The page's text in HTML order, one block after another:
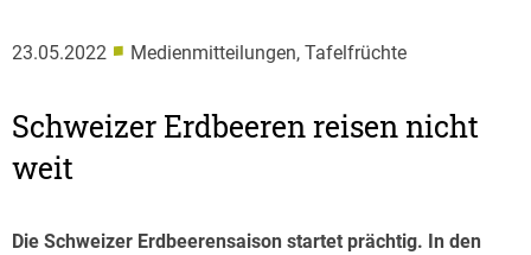
23.05.2022 ■ Medienmitteilungen, Tafelfrüchte
Schweizer Erdbeeren reisen nicht
weit
Die Schweizer Erdbeerensaison startet prächtig. In den